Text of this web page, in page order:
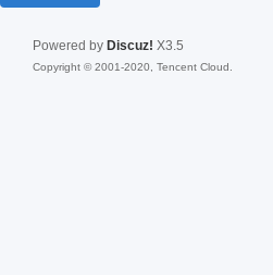
Powered by Discuz! X3.5
Copyright © 2001-2020, Tencent Cloud.